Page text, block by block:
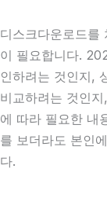
디스크다운로드를
이 필요합니다.
인하려는 것인지,
비교하려는 것인
에 따라 필요한 내
를 보더라도 본인
다.